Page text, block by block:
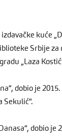
kuće
Srbije
„Laza
dobio je
Sekulić“.
dobio je